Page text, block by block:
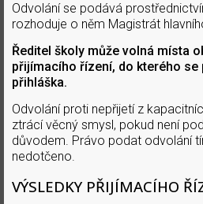
Odvolání se podává
rozhoduje o něm Magistrát
Ředitel školy může volná místa
přijímacího řízení, do kterého se
přihláška.
Odvolání proti nepřijetí z
ztrácí věcný smysl, pokud není
důvodem. Právo podat odvolání
nedotčeno.
VÝSLEDKY PŘIJÍMACÍHO